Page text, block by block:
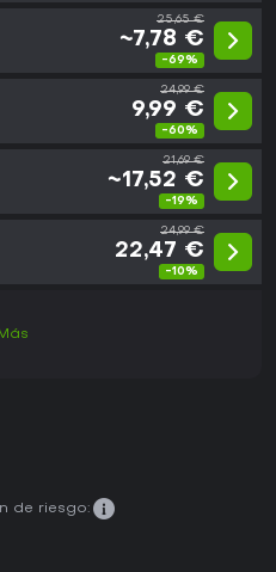
25,65 €
~7,78 €
-69%
24,99 €
9,99 €
-60%
21,69 €
~17,52 €
-19%
24,99 €
22,47 €
-10%
de riesgo: